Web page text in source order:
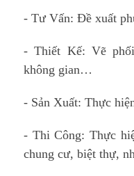
- Tư Vấn: Đề xuất
- Thiết Kế: Vẽ
không gian…
- Sản Xuất: Thực
- Thi Công: Thực
chung cư, biệt thự,